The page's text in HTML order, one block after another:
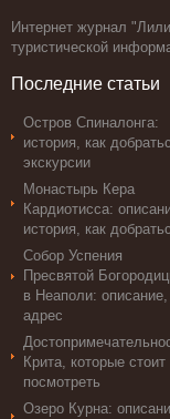
Интернет журнал
туристической
Последние статьи
Остров Спиналонга:
история, как
экскурсии
Монастырь Кера
Кардиотисса:
история, как
Собор Успения
Пресвятой
в Неаполи: описание,
адрес
Крита, которые стоит
посмотреть
Озеро Курна: